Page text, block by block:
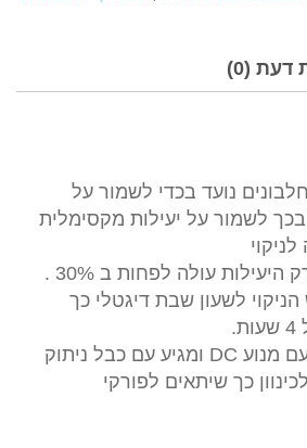
דעת (0)
נועד בכדי לשמור על
לשמור על יעילות מקסימלית
שבועי למשל הפורק היעילות עולה לפחות ב 30% .
לשעון שבת דיגטלי כך
ראש הניקוי עובד עם מנוע DC ומגיע עם כבל ניתוק
כך שיתאים לפורקי